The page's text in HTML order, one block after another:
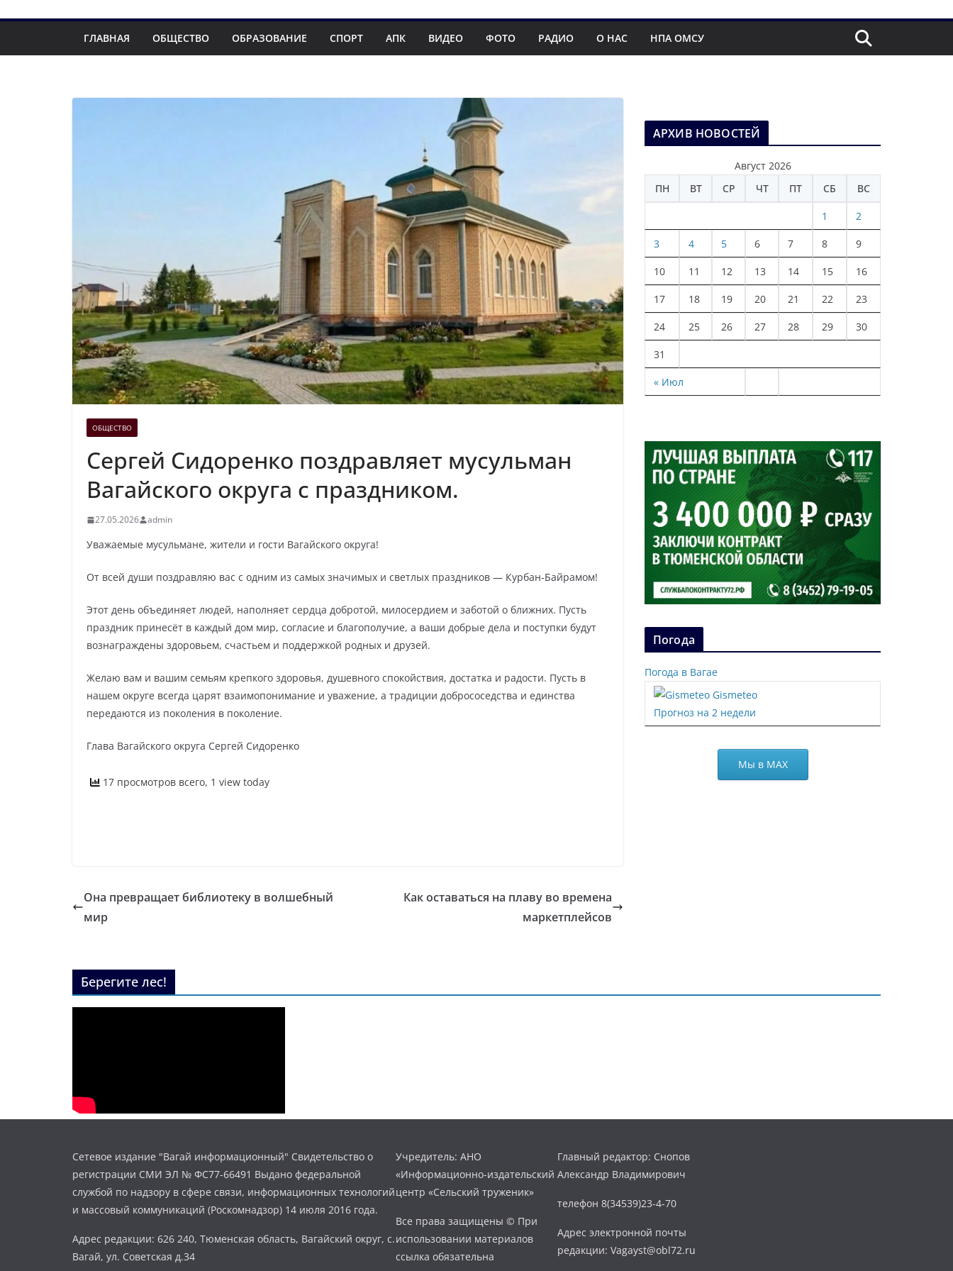
ГЛАВНАЯ ОБЩЕСТВО ОБРАЗОВАНИЕ СПОРТ АПК ВИДЕО ФОТО РАДИО О НАС НПА ОМСУ
ОБЩЕСТВО
Сергей Сидоренко поздравляет мусульман
Вагайского округа с праздником.
27.05.2026 admin
Уважаемые мусульмане, жители и гости Вагайского округа!
От всей души поздравляю вас с одним из самых значимых и светлых праздников — Курбан-Байрамом!
Этот день объединяет людей, наполняет сердца добротой, милосердием и заботой о ближних. Пусть
праздник принесёт в каждый дом мир, согласие и благополучие, а ваши добрые дела и поступки будут
вознаграждены здоровьем, счастьем и поддержкой родных и друзей.
Желаю вам и вашим семьям крепкого здоровья, душевного спокойствия, достатка и радости. Пусть в
нашем округе всегда царят взаимопонимание и уважение, а традиции добрососедства и единства
передаются из поколения в поколение.
Глава Вагайского округа Сергей Сидоренко
17 просмотров всего, 1 view today
Она превращает библиотеку в волшебный
мир
Как оставаться на плаву во времена
маркетплейсов
АРХИВ НОВОСТЕЙ
Август 2026
ПН
ВТ СР ЧТ ПТ СБ ВС
« Июл
1 2
3 4 5 6 7 8 9
10 11 12 13 14 15 16
17 18 19 20 21 22 23
24 25 26 27 28 29 30
31
Погода
Погода в Вагае
Gismeteo
Прогноз на 2 недели
Мы в МАХ
Берегите лес!
Сетевое издание "Вагай информационный" Свидетельство о
регистрации СМИ ЭЛ № ФС77-66491 Выдано федеральной
службой по надзору в сфере связи, информационных технологий
и массовый коммуникаций (Роскомнадзор) 14 июля 2016 года.
Адрес редакции: 626 240, Тюменская область, Вагайский округ, с.
Вагай, ул. Советская д.34
Учредитель: АНО
«Информационно-издательский
центр «Сельский труженик»
Все права защищены © При
использовании материалов
ссылка обязательна
Главный редактор: Снопов
Александр Владимирович
телефон 8(34539)23-4-70
Адрес электронной почты
редакции: Vagayst@obl72.ru